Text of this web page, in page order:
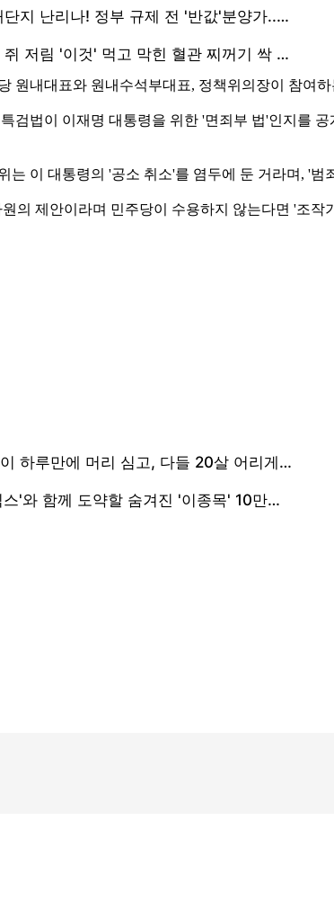
원내대표와 원내수석부대표, 정책위의장이 참여
검법이 이재명 대통령을 위한 '면죄부 법'인지를
이 대통령의 '공소 취소'를 염두에 둔 거라며, '
의 제안이라며 민주당이 수용하지 않는다면 '조